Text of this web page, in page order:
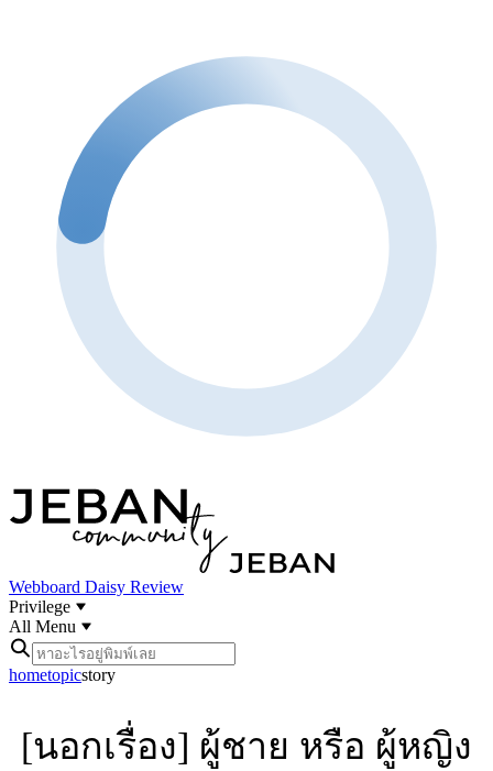
Webboard Daisy Review
Privilege
All Menu
hometopicstory
[นอกเรื่อง] ผู้ชาย หรือ ผู้หญิง